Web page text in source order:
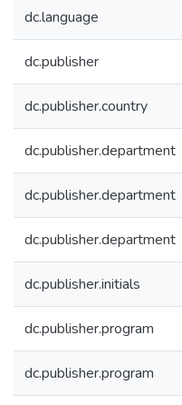
dc.language
dc.publisher
dc.publisher.country
dc.publisher.department
dc.publisher.department
dc.publisher.department
dc.publisher.initials
dc.publisher.program
dc.publisher.program